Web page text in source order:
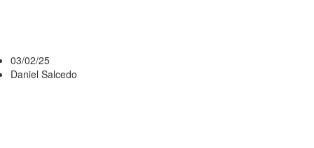
03/02/25
Daniel Salcedo